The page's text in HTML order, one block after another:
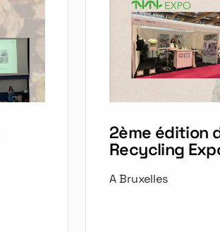
2ème édition
Recycling
A Bruxelles